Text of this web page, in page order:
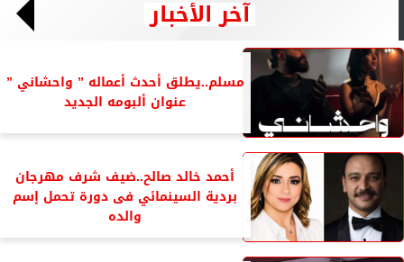
آخر الأخبار
مسلم..يطلق أحدث أعماله ” واحشاني ”
عنوان ألبومه الجديد
أحمد خالد صالح..ضيف شرف مهرجان
بردية السينمائي فى دورة تحمل إسم
والده